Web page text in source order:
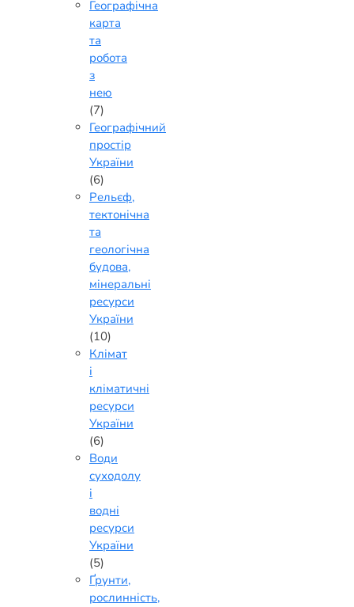
Географічна
карта
та
робота
з
нею
(7)
Географічний
простір
України
(6)
Рельєф,
тектонічна
та
геологічна
будова,
мінеральні
ресурси
України
(10)
Клімат
і
кліматичні
ресурси
України
(6)
Води
суходолу
і
водні
ресурси
України
(5)
Ґрунти,
рослинність,